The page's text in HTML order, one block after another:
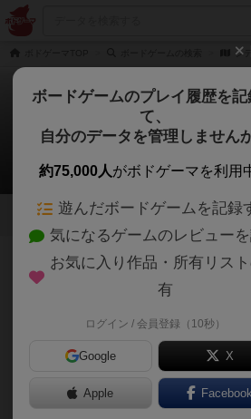
シ
シティチェ
次のおすすめボードゲ
6 1 8
『シティチェイス』が好きな方へのお
このゲームのトップページで投票された「プレ
が近いボードゲームをランキング形式で紹介しま
ボードゲームのプレイ履歴を記
て、
自分のデータを管理しません
約75,000人がボドゲーマを利用
遊んだボードゲームを記録
気になるゲームのレビュー
お気に入り作品・所有リス
有
ログイン / 会員登録（10秒）
Google X
Apple Facebook